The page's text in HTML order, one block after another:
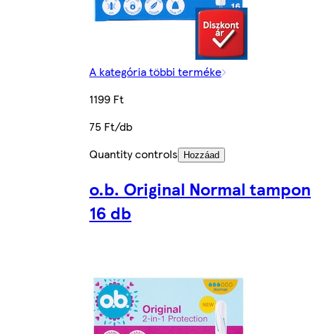
A kategória többi terméke
1199 Ft
75 Ft/db
Quantity controls
Hozzáad
o.b. Original Normal tampon
16 db